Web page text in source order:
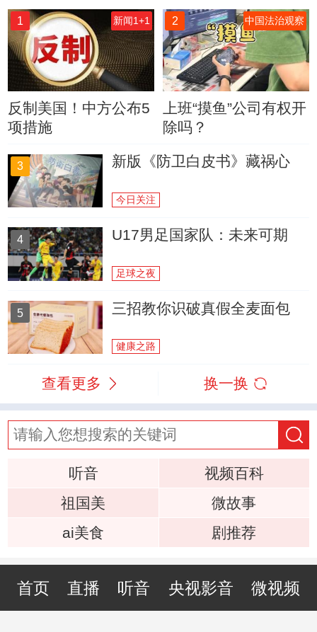
1 新闻1+1
反制美国！中方公布5
项措施
2 中国法治观察
上班“摸鱼”公司有权开
除吗？
3 新版《防卫白皮书》藏祸心
今日关注
4 U17男足国家队：未来可期
足球之夜
5 三招教你识破真假全麦面包
健康之路
查看更多 换一换
听音
视频百科
祖国美
微故事
ai美食
剧推荐
首页 直播 听音 央视影音 微视频